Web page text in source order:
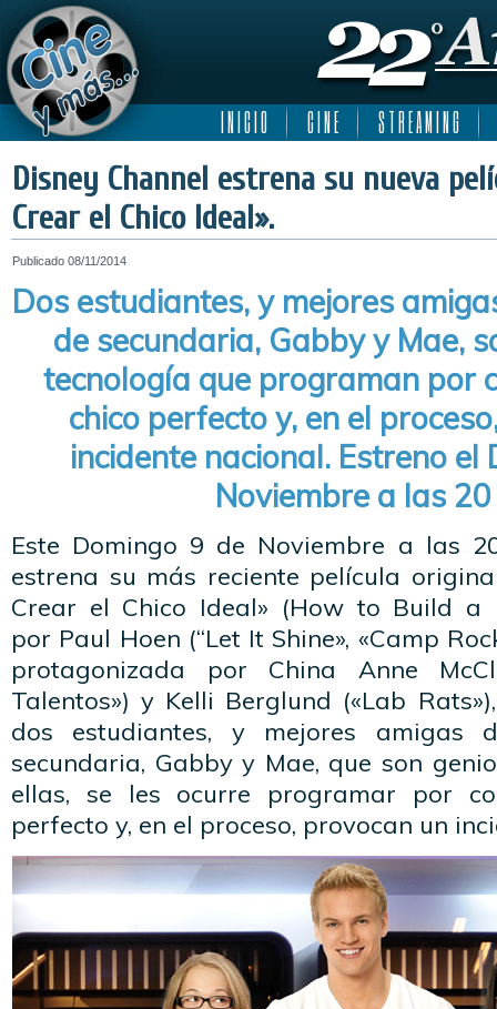
I N I C I O C I N E S T R E A M I N G
Disney Channel estrena su nueva
Crear el Chico Ideal».
Publicado 08/11/2014
Dos estudiantes, y mejores
de secundaria, Gabby y Mae,
tecnología que programan por
chico perfecto y, en el
incidente nacional. Estreno el
Noviembre a las 20
Este Domingo 9 de Noviembre a las
estrena su más reciente película
Crear el Chico Ideal» (How to Build a
por Paul Hoen (“Let It Shine», «Camp
protagonizada por China Anne
Talentos») y Kelli Berglund («Lab
dos estudiantes, y mejores amigas
secundaria, Gabby y Mae, que son
ellas, se les ocurre programar por
perfecto y, en el proceso, provocan un